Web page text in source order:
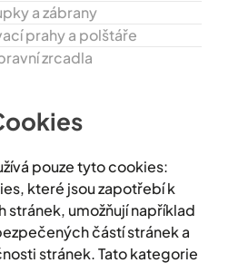
a zábrany
prahy a polštáře
zrcadla
pouze tyto cookies:
které jsou zapotřebí k
stránek, umožňují například
částí stránek a
stránek. Tato kategorie